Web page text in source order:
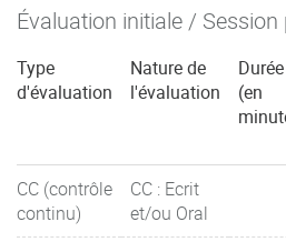
Évaluation initiale / Session
Type
d'évaluation
Nature de
l'évaluation
Durée
(en
CC (contrôle
continu)
CC : Ecrit
et/ou Oral